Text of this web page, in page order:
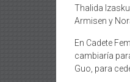
Thalida
Armisen y
En Cadete
cambiaría
Guo, para